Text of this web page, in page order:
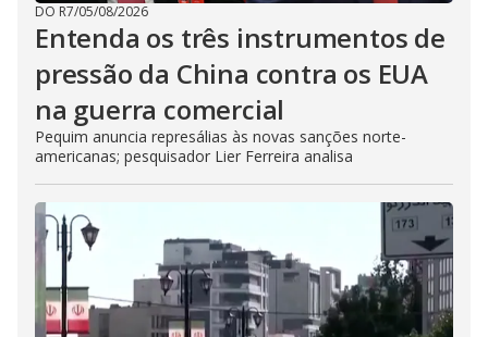
DO R7/05/08/2026
Entenda os três instrumentos de
pressão da China contra os EUA
na guerra comercial
Pequim anuncia represálias às novas sanções norte-
americanas; pesquisador Lier Ferreira analisa